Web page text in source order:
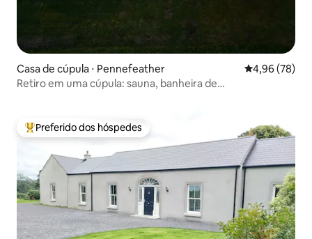
Casa de cúpula ⋅ Pennefeather 4,96 de uma
4,96 (78)
Retiro em uma cúpula: sauna, banheira de
Entre os melhores preferidos dos hóspedes
Preferido dos hóspedes